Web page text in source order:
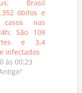
Brasil
óbitos e
nas
São 109
e 3,4
infectados
às 00:23